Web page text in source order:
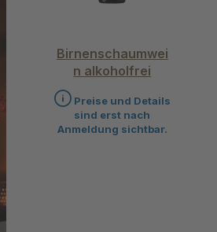
Birnenschaumwei
n alkoholfrei
Preise und Details
sind erst nach
Anmeldung sichtbar.